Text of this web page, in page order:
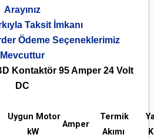
Arayınız
Taksit İmkanı
Ödeme Seçeneklerimiz
Mevcuttur
Kontaktör 95 Amper 24 Volt
DC
Uygun Motor
kW
Amper
Termik
Akımı